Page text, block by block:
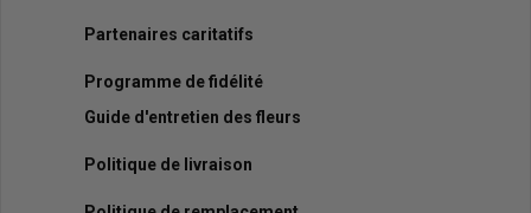
Partenaires caritatifs
Programme de fidélité
Guide d'entretien des fleurs
Politique de livraison